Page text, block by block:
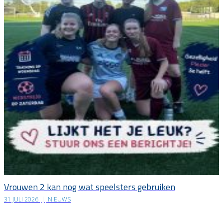
Vrouwen 2 kan nog wat speelsters gebruiken
31 JULI 2026 | NIEUWS